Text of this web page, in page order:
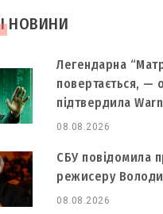
НОВИНИ
Легендарна
повертається, —
підтвердила
08.08.2026
СБУ повідомила
режисеру
08.08.2026